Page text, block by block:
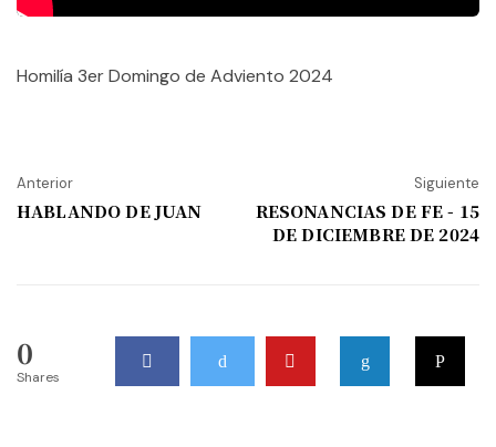
Homilía 3er Domingo de Adviento 2024
Anterior
HABLANDO DE JUAN
Siguiente
RESONANCIAS DE FE - 15
DE DICIEMBRE DE 2024
0
Shares